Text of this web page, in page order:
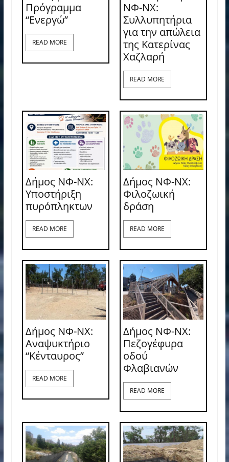
Πρόγραμμα
“Ενεργώ”
READ MORE
ΝΦ-ΝΧ:
Συλλυπητήρια
για την απώλεια
της Κατερίνας
Χαζλαρή
READ MORE
Δήμος ΝΦ-ΝΧ:
Υποστήριξη
πυρόπληκτων
READ MORE
Δήμος ΝΦ-ΝΧ:
Φιλοζωική
δράση
READ MORE
Δήμος ΝΦ-ΝΧ:
Αναψυκτήριο
“Κένταυρος”
READ MORE
Δήμος ΝΦ-ΝΧ:
Πεζογέφυρα
οδού
Φλαβιανών
READ MORE